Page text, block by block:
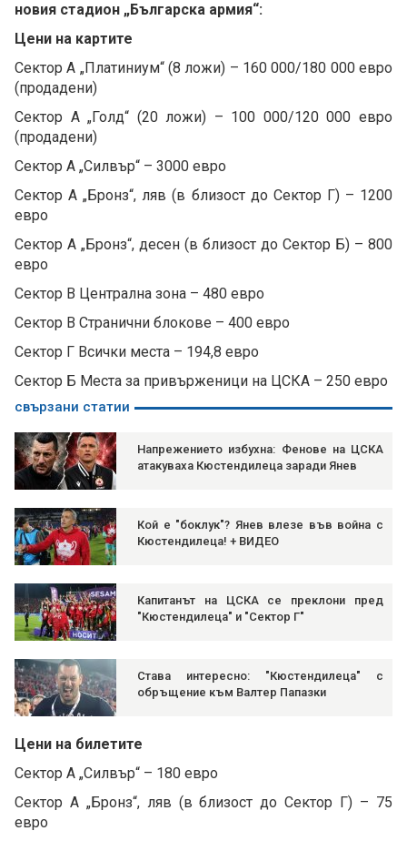
новия стадион „Българска армия“:
Цени на картите
Сектор А „Платиниум“ (8 ложи) – 160 000/180 000 евро
(продадени)
Сектор А „Голд“ (20 ложи) – 100 000/120 000 евро
(продадени)
Сектор А „Силвър“ – 3000 евро
Сектор А „Бронз“, ляв (в близост до Сектор Г) – 1200
евро
Сектор А „Бронз“, десен (в близост до Сектор Б) – 800
евро
Сектор В Централна зона – 480 евро
Сектор В Странични блокове – 400 евро
Сектор Г Всички места – 194,8 евро
Сектор Б Места за привърженици на ЦСКА – 250 евро
свързани статии
Напрежението избухна: Фенове на ЦСКА
атакуваха Кюстендилеца заради Янев
Кой е "боклук"? Янев влезе във война с
Кюстендилеца! + ВИДЕО
Капитанът на ЦСКА се преклони пред
"Кюстендилеца" и "Сектор Г"
Става интересно: "Кюстендилеца" с
обръщение към Валтер Папазки
Цени на билетите
Сектор А „Силвър“ – 180 евро
Сектор А „Бронз“, ляв (в близост до Сектор Г) – 75
евро